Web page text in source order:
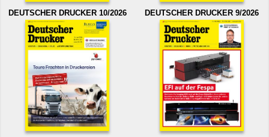
DEUTSCHER DRUCKER 10/2026 DEUTSCHER DRUCKER 9/2026